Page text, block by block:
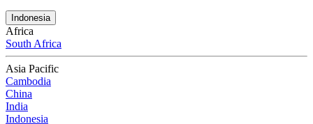
Indonesia
Africa
South Africa
Asia Pacific
Cambodia
China
India
Indonesia